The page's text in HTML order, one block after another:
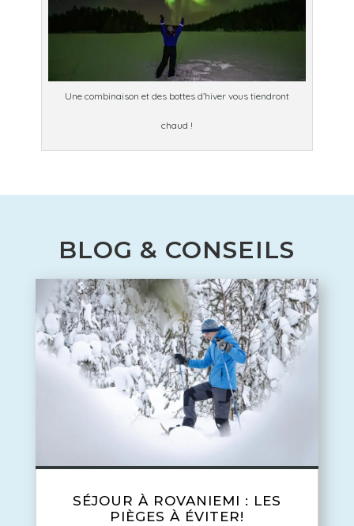
Une combinaison et des bottes d’hiver vous tiendront
chaud !
BLOG & CONSEILS
SÉJOUR À ROVANIEMI : LES
PIÈGES À ÉVITER!